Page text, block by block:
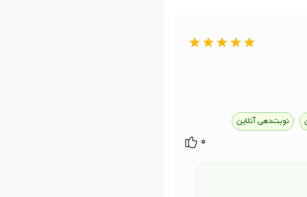
نوبت‌دهی آنلاین
0